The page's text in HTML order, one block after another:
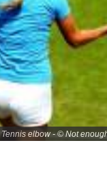
Tennis elbow - © Not